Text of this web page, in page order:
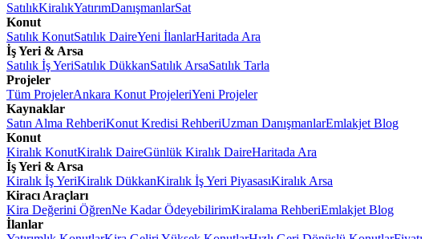
SatılıkKiralıkYatırımDanışmanlarSat
Konut
Satılık KonutSatılık DaireYeni İlanlarHaritada Ara
İş Yeri & Arsa
Satılık İş YeriSatılık DükkanSatılık ArsaSatılık Tarla
Projeler
Tüm ProjelerAnkara Konut ProjeleriYeni Projeler
Kaynaklar
Satın Alma RehberiKonut Kredisi RehberiUzman DanışmanlarEmlakjet Blog
Konut
Kiralık KonutKiralık DaireGünlük Kiralık DaireHaritada Ara
İş Yeri & Arsa
Kiralık İş YeriKiralık DükkanKiralık İş Yeri PiyasasıKiralık Arsa
Kiracı Araçları
Kira Değerini ÖğrenNe Kadar ÖdeyebilirimKiralama RehberiEmlakjet Blog
İlanlar